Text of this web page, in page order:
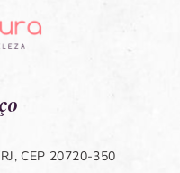
CEP 20720-350